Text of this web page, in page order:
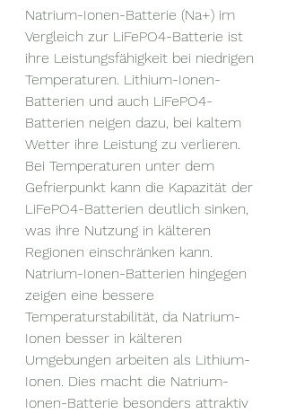
Natrium-Ionen-Batterie (Na+) im
Vergleich zur LiFePO4-Batterie ist
ihre Leistungsfähigkeit bei niedrigen
Temperaturen. Lithium-Ionen-
Batterien und auch LiFePO4-
Batterien neigen dazu, bei kaltem
Wetter ihre Leistung zu verlieren.
Bei Temperaturen unter dem
Gefrierpunkt kann die Kapazität der
LiFePO4-Batterien deutlich sinken,
was ihre Nutzung in kälteren
Regionen einschränken kann.
Natrium-Ionen-Batterien hingegen
zeigen eine bessere
Temperaturstabilität, da Natrium-
Ionen besser in kälteren
Umgebungen arbeiten als Lithium-
Ionen. Dies macht die Natrium-
Ionen-Batterie besonders attraktiv